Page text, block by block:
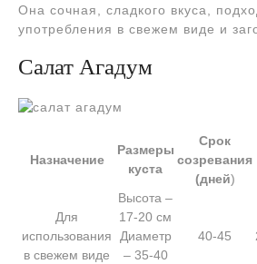
Она сочная, сладкого вкуса,
употребления в свежем виде и
Салат Агадум
Назначение
Размеры
куста
Срок
созревания
(дней)
Для
использования
в свежем виде
Высота –
17-20 см
Диаметр
– 35-40
40-45